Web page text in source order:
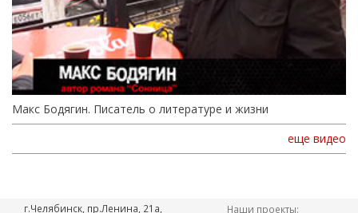
Макс Бодягин. Писатель о литературе и жизни
еще видео
г.Челябинск, пр.Ленина, 21а, Наши проекты: